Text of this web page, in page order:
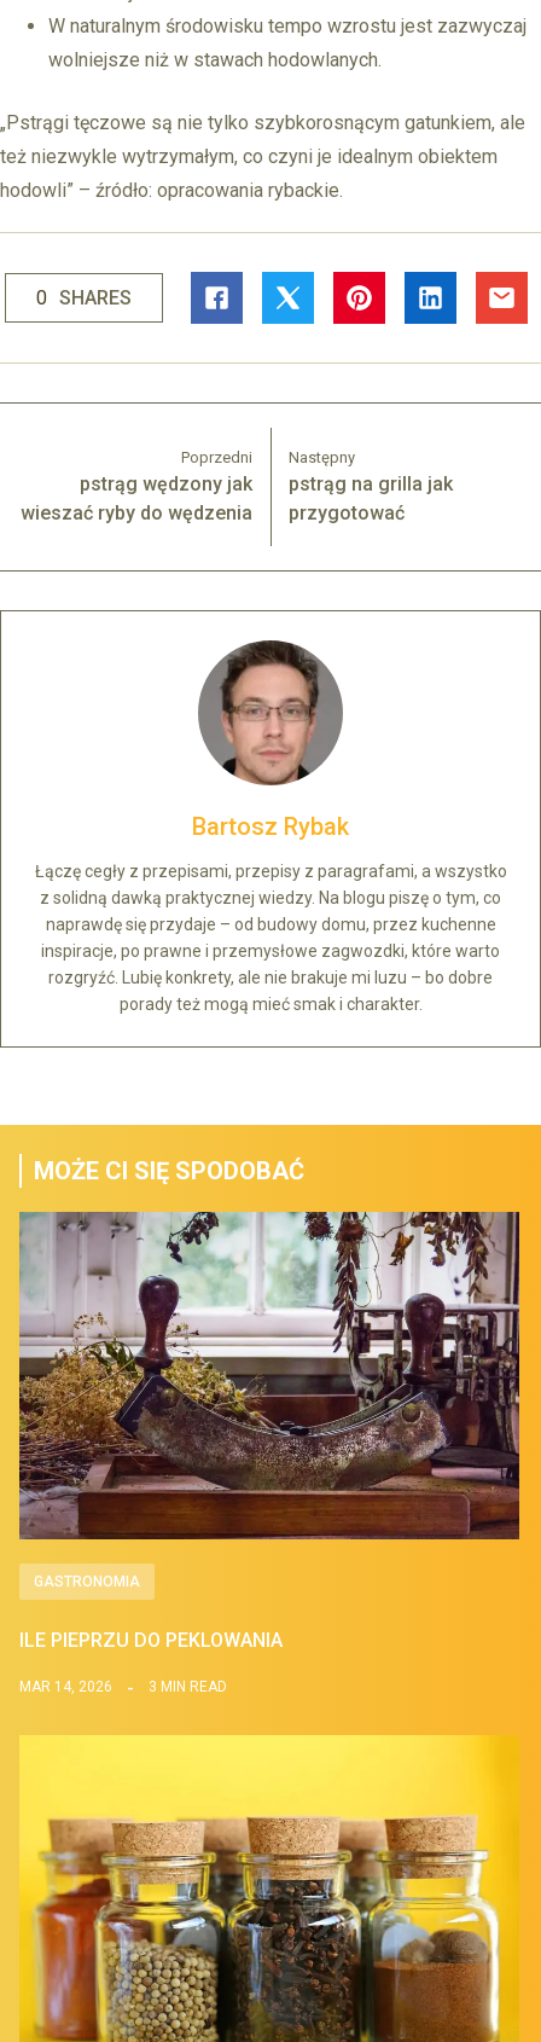
W naturalnym środowisku tempo wzrostu jest zazwyczaj
wolniejsze niż w stawach hodowlanych.
„Pstrągi tęczowe są nie tylko szybkorosnącym gatunkiem, ale
też niezwykle wytrzymałym, co czyni je idealnym obiektem
hodowli” – źródło: opracowania rybackie.
0 SHARES
Poprzedni
pstrąg wędzony jak
wieszać ryby do wędzenia
Następny
pstrąg na grilla jak
przygotować
Bartosz Rybak
Łączę cegły z przepisami, przepisy z paragrafami, a wszystko
z solidną dawką praktycznej wiedzy. Na blogu piszę o tym, co
naprawdę się przydaje – od budowy domu, przez kuchenne
inspiracje, po prawne i przemysłowe zagwozdki, które warto
rozgryźć. Lubię konkrety, ale nie brakuje mi luzu – bo dobre
porady też mogą mieć smak i charakter.
MOŻE CI SIĘ SPODOBAĆ
GASTRONOMIA
ILE PIEPRZU DO PEKLOWANIA
MAR 14, 2026 3 MIN READ